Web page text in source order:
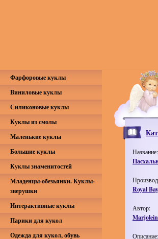
Название:
Royal
Автор:
Описание:
Фарфоровые куклы
Виниловые куклы
Силиконовые куклы
Куклы из смолы
Маленькие куклы
Большие куклы
Куклы знаменитостей
Младенцы-обезьянки. Куклы-
зверушки
Интерактивные куклы
Парики для кукол
Одежда для кукол, обувь